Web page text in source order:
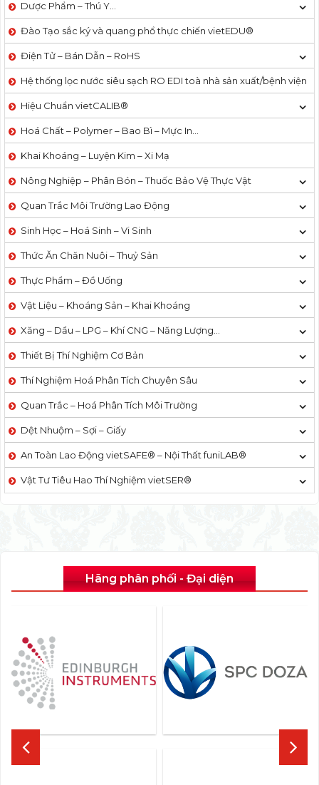
Dược Phẩm – Thú Y…
Đào Tạo sắc ký và quang phổ thực chiến vietEDU®
Điện Tử – Bán Dẫn – RoHS
Hệ thống lọc nước siêu sạch RO EDI​​ toà nhà sản xuất/bệnh viện
Hiệu Chuẩn vietCALIB®
Hoá Chất – Polymer – Bao Bì – Mực In…
Khai Khoáng – Luyện Kim – Xi Mạ
Nông Nghiệp – Phân Bón – Thuốc Bảo Vệ Thực Vật
Quan Trắc Môi Trường Lao Động
Sinh Học – Hoá Sinh – Vi Sinh
Thức Ăn Chăn Nuôi – Thuỷ Sản
Thực Phẩm – Đồ Uống
Vật Liệu – Khoáng Sản – Khai Khoáng
Xăng – Dầu – LPG – Khí CNG – Năng Lượng…
Thiết Bị Thí Nghiệm Cơ Bản
Thí Nghiệm Hoá Phân Tích Chuyên Sâu
Quan Trắc – Hoá Phân Tích Môi Trường
Dệt Nhuộm – Sợi – Giấy
An Toàn Lao Động vietSAFE® – Nội Thất funiLAB®
Vật Tư Tiêu Hao Thí Nghiệm vietSER®
Hãng phân phối - Đại diện